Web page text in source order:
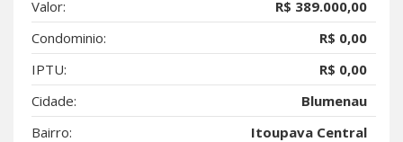
Valor:
R$ 389.000,00
Condominio:
R$ 0,00
IPTU:
R$ 0,00
Cidade:
Blumenau
Bairro:
Itoupava Central